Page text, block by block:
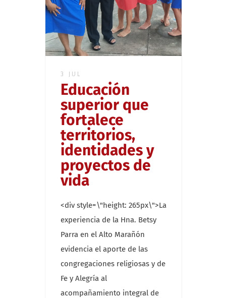
3 JUL
Educación
superior que
fortalece
territorios,
identidades y
proyectos de
vida
<div style=\"height: 265px\">La
experiencia de la Hna. Betsy
Parra en el Alto Marañón
evidencia el aporte de las
congregaciones religiosas y de
Fe y Alegría al
acompañamiento integral de